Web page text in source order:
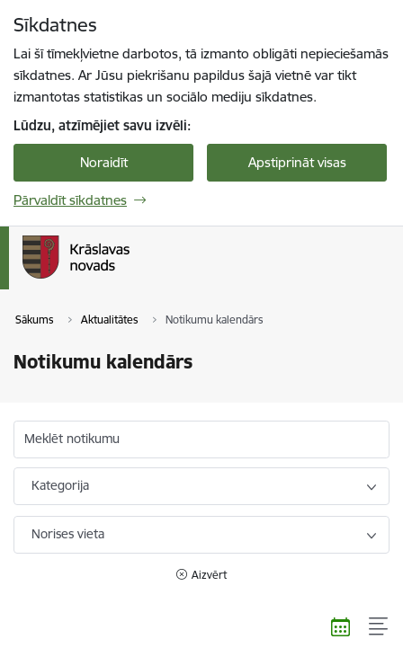
Sīkdatnes
Lai šī tīmekļvietne darbotos, tā izmanto obligāti nepieciešamās
sīkdatnes. Ar Jūsu piekrišanu papildus šajā vietnē var tikt
izmantotas statistikas un sociālo mediju sīkdatnes.
Lūdzu, atzīmējiet savu izvēli:
Noraidīt Apstiprināt visas
Pārvaldīt sīkdatnes
Sākums Aktualitātes Notikumu kalendārs
Notikumu kalendārs
Meklēt notikumu
Kategorija
Norises vieta
Aizvērt